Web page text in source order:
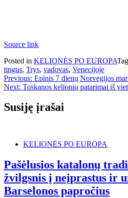
Source link
Posted in KELIONĖS PO EUROPA
tingus, Trys, vadovas, Venecijoje
Navigacija
tarp
įrašų
Previous: Epinis 7 dienų Norvegijos
Next: Toskanos kelionių patarimai iš
Susiję įrašai
KELIONĖS PO EUROPA
Pašėlusios katalonų
žvilgsnis į neįprastus ir
Barselonos papročius